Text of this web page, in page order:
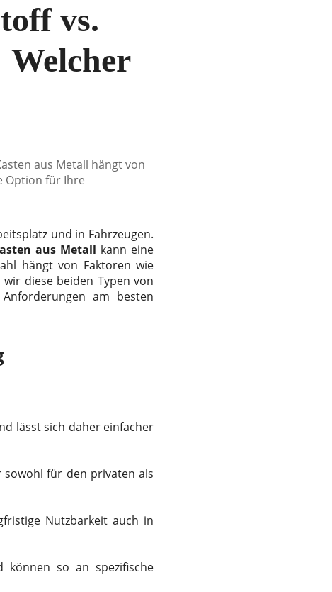
vs.
aus Metall hängt von
Option für Ihre
und in Fahrzeugen.
aus Metall kann eine
hängt von Faktoren wie
diese beiden Typen von
am besten
lässt sich daher einfacher
sowohl für den privaten als
Nutzbarkeit auch in
können so an spezifische